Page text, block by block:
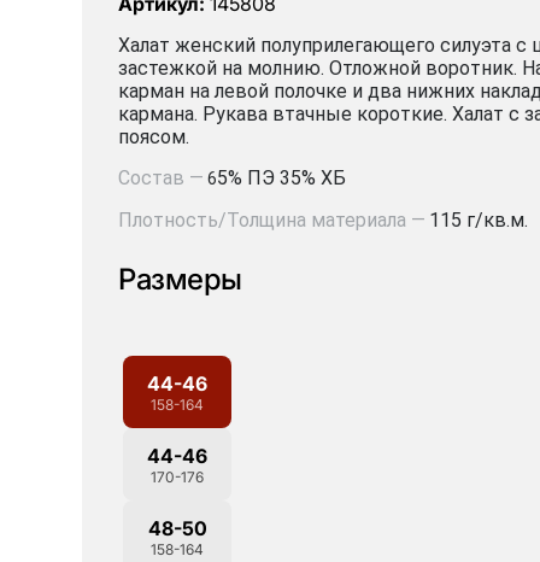
Халат женский полуприлегающего силуэта с
застежкой на молнию. Отложной воротник.
карман на левой полочке и два нижних
кармана. Рукава втачные короткие. Халат с
поясом.
Состав — 65% ПЭ 35% ХБ
Плотность/Толщина материала — 115 г/кв.м.
Размеры
44-46
158-164
44-46
170-176
48-50
158-164